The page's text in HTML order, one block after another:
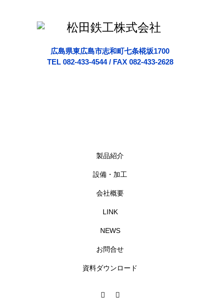
広島県東広島市志和町七条椛坂1700
TEL 082-433-4544 / FAX 082-433-2628
製品紹介
設備・加工
会社概要
LINK
NEWS
お問合せ
資料ダウンロード